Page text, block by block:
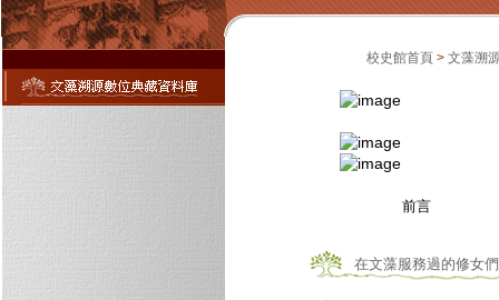
校史館首頁 > 文藻溯
前言
在文藻服務過的修女